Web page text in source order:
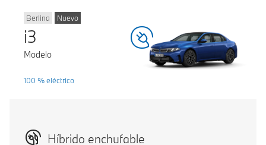
Berlina Nuevo
i3
Modelo
100 % eléctrico
Híbrido enchufable